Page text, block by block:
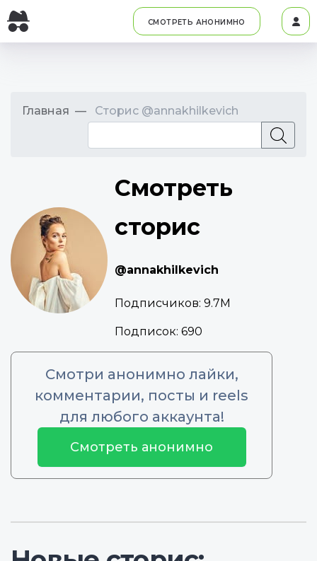
СМОТРЕТЬ АНОНИМНО
Главная Сторис @annakhilkevich
Смотреть
сторис
@annakhilkevich
Подписчиков: 9.7M
Подписок: 690
Смотри анонимно лайки,
комментарии, посты и reels
для любого аккаунта!
Смотреть анонимно